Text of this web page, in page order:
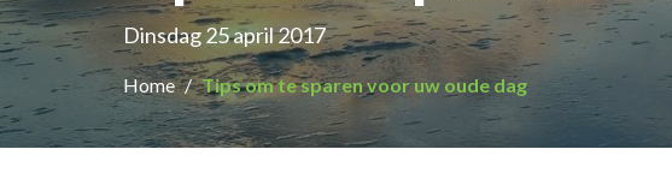
Dinsdag 25 april 2017
Home Tips om te sparen voor uw oude dag